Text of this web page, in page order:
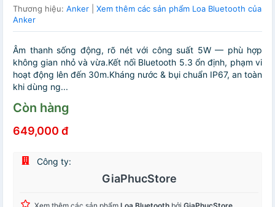
Thương hiệu: Anker
Xem thêm các sản phẩm Loa Bluetooth của
Anker
Âm thanh sống động, rõ nét với công suất 5W — phù hợp
không gian nhỏ và vừa.Kết nối Bluetooth 5.3 ổn định, phạm vi
hoạt động lên đến 30m.Kháng nước & bụi chuẩn IP67, an toàn
khi dùng ng...
Còn hàng
649,000 đ
Công ty:
GiaPhucStore